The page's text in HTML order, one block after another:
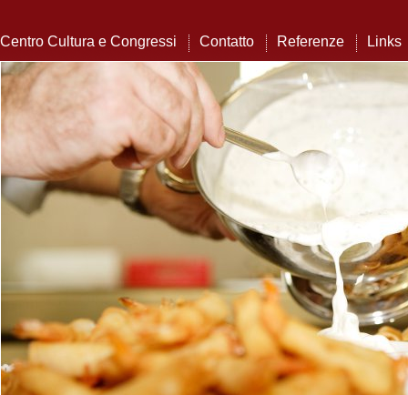
Centro Cultura e Congressi Contatto Referenze Links